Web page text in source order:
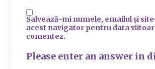
Salvează-mi numele, emailul și
acest navigator pentru data
comentez.
Please enter an answer in